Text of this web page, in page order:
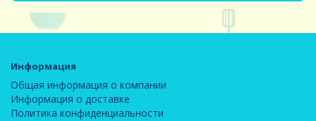
Информация
Общая информация о компании
Информация о доставке
Политика конфиденциальности